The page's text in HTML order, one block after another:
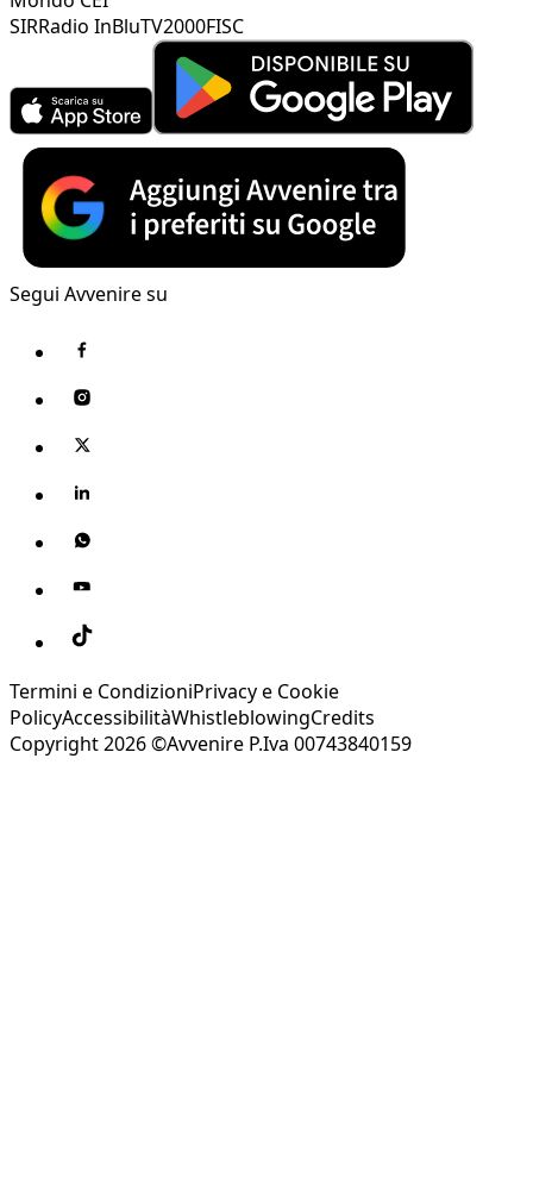
SIRRadio InBluTV2000FISC
Segui Avvenire su
Termini e CondizioniPrivacy e Cookie
PolicyAccessibilitàWhistleblowingCredits
Copyright 2026 ©Avvenire P.Iva 00743840159